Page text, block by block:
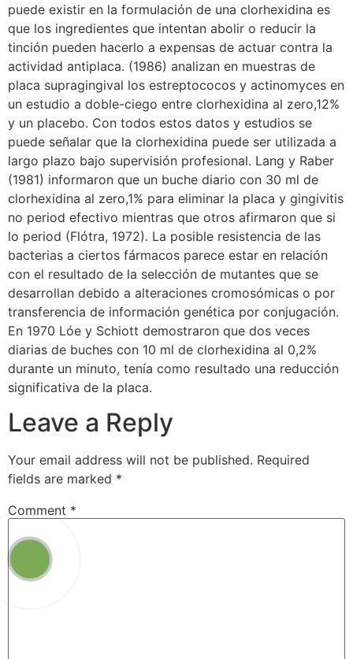
puede existir en la formulación de una clorhexidina es
que los ingredientes que intentan abolir o reducir la
tinción pueden hacerlo a expensas de actuar contra la
actividad antiplaca. (1986) analizan en muestras de
placa supragingival los estreptococos y actinomyces en
un estudio a doble-ciego entre clorhexidina al zero,12%
y un placebo. Con todos estos datos y estudios se
puede señalar que la clorhexidina puede ser utilizada a
largo plazo bajo supervisión profesional. Lang y Raber
(1981) informaron que un buche diario con 30 ml de
clorhexidina al zero,1% para eliminar la placa y gingivitis
no period efectivo mientras que otros afirmaron que si
lo period (Flótra, 1972). La posible resistencia de las
bacterias a ciertos fármacos parece estar en relación
con el resultado de la selección de mutantes que se
desarrollan debido a alteraciones cromosómicas o por
transferencia de información genética por conjugación.
En 1970 Lóe y Schiott demostraron que dos veces
diarias de buches con 10 ml de clorhexidina al 0,2%
durante un minuto, tenía como resultado una reducción
significativa de la placa.
Leave a Reply
Your email address will not be published. Required
fields are marked *
Comment *